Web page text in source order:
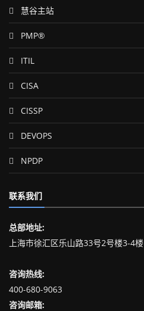
慧谷主站
PMP®
ITIL
CISA
CISSP
DEVOPS
NPDP
联系我们
总部地址:
上海市徐汇区乐山路33号2号楼3-4楼
咨询热线:
400-680-9063
咨询邮箱: